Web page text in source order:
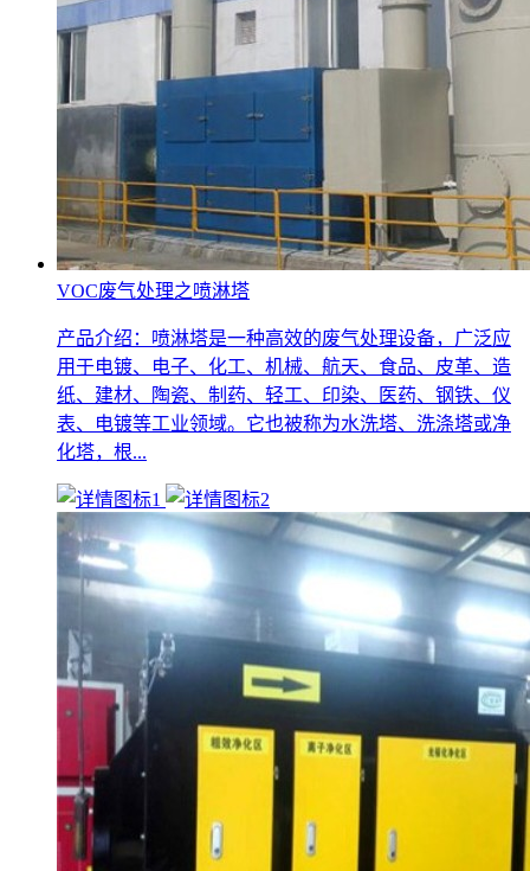
VOC废气处理之喷淋塔
产品介绍：喷淋塔是一种高效的废气处理设备，广泛应
用于电镀、电子、化工、机械、航天、食品、皮革、造
纸、建材、陶瓷、制药、轻工、印染、医药、钢铁、仪
表、电镀等工业领域。它也被称为水洗塔、洗涤塔或净
化塔，根...